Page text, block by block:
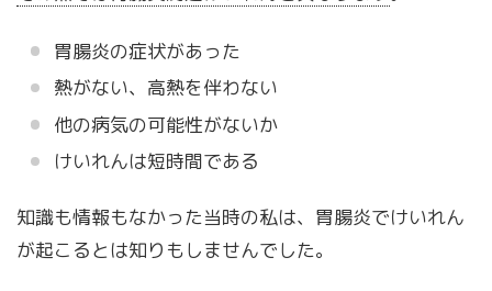
胃腸炎の症状があった
熱がない、高熱を伴わない
他の病気の可能性がないか
けいれんは短時間である
知識も情報もなかった当時の私は、胃腸炎でけいれん
が起こるとは知りもしませんでした。